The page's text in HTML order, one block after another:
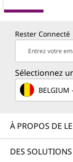
Rester Connecté
Entrez votre
Sélectionnez
BELGIUM
À PROPOS DE
DES